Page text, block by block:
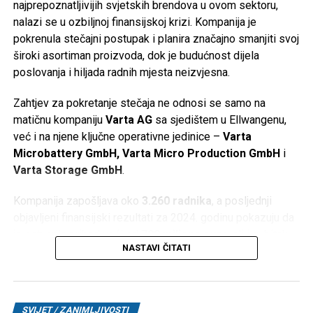
najprepoznatljivijih svjetskih brendova u ovom sektoru,
nalazi se u ozbiljnoj finansijskoj krizi. Kompanija je
pokrenula stečajni postupak i planira značajno smanjiti svoj
široki asortiman proizvoda, dok je budućnost dijela
poslovanja i hiljada radnih mjesta neizvjesna.
Zahtjev za pokretanje stečaja ne odnosi se samo na
matičnu kompaniju Varta AGsa sjedištem u Ellwangenu,
već i na njene ključne operativne jedinice – Varta
Microbattery GmbH, Varta Micro Production GmbHi
Varta Storage GmbH.
Kompanija zapošljava oko 3.260 radnika , a posljednji
je ostvarila prihod veći od790 miliona eura, ali i gubitak
64,5 miliona eura.
Gubitak Applea i zatvaranje fabrike
NASTAVI ČITATI
SVIJET / ZANIMLJIVOSTI